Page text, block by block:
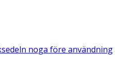
noga före användning